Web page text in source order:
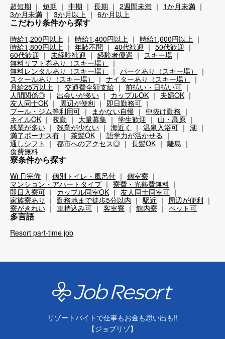
超短期 短期 中期 長期 2週間未満
1か月未満
3か月未満
3か月以上 6か月以上
こだわり条件から探す
時給1,200円以上 時給1,400円以上
時給1,600円以上
時給1,800円以上
年齢不問 40代歓迎
50代歓迎
60代歓迎
未経験歓迎 経験者優遇
スキー場
無料リフト券あり（スキー場）
無料レンタルあり（スキー場）
パークあり（スキー場）
スクールあり（スキー場）
ナイターあり（スキー場）
月給25万以上
交通費全額支給
前払い・日払い可
人間関係◎
出会いが多い カップルOK
夫婦OK
友人同士OK
周辺が便利
即日勤務可
プール・ジム等利用可
まかない自慢
中抜け勤務
ネイルOK
夜勤 大量募集 学生歓迎
山・高原
残業が多い
残業が少ない 海近く 温泉入浴可
湖
満了ボーナス有
茶髪OK
語学力が活かせる
通しシフト
都市へのアクセス◎ 長髪OK
離島
食費無料
寮条件から探す
Wi-Fi完備 個別トイレ・風呂付
個室寮
マンション・アパートタイプ
寮費・光熱費無料
即日入寮可
カップル同室OK
友人同士同室可
家族寮あり
勤務地まで徒歩5分以内 駅近
周辺が便利
寮がきれい
車持込み可 客室寮 館内寮 ペット可
多言語
Resort part-time job
リゾートバイトで仕事もお金も思い出も!!
【ジョブリゾ】